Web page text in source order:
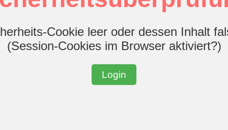
Cookie leer oder dessen Inhalt
(Session-Cookies im Browser aktiviert?)
Login